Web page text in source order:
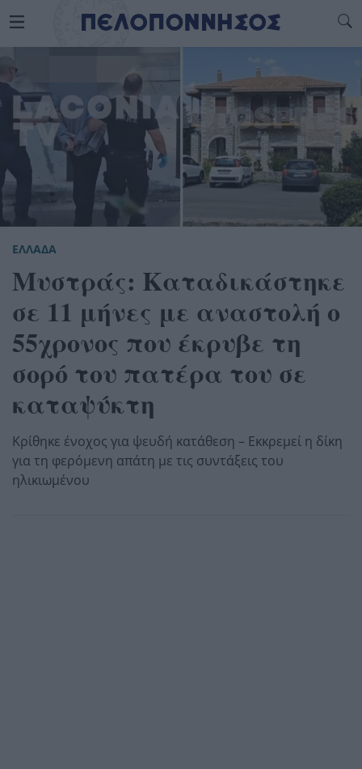
ΕΛΛΑΔΑ
Μυστράς: Καταδικάστηκε
σε 11 μήνες με αναστολή ο
55χρονος που έκρυβε τη
σορό του πατέρα του σε
καταψύκτη
Κρίθηκε ένοχος για ψευδή κατάθεση – Εκκρεμεί η δίκη
για τη φερόμενη απάτη με τις συντάξεις του
ηλικιωμένου